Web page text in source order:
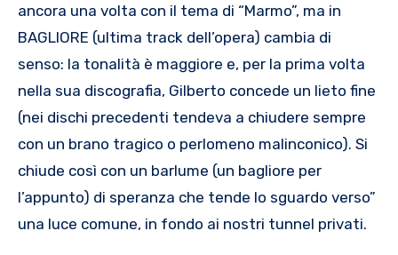
ancora una volta con il tema di “Marmo”, ma in
BAGLIORE (ultima track dell’opera) cambia di
senso: la tonalità è maggiore e, per la prima volta
nella sua discografia, Gilberto concede un lieto fine
(nei dischi precedenti tendeva a chiudere sempre
con un brano tragico o perlomeno malinconico). Si
chiude così con un barlume (un bagliore per
l’appunto) di speranza che tende lo sguardo verso”
una luce comune, in fondo ai nostri tunnel privati.